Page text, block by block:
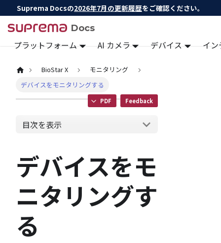
Suprema Docsの2026年7月の更新履歴をご確認ください。
Docs
プラットフォーム AI カメラ デバイス イ
BioStar X
モニタリング
デバイスをモニタリングする
PDF Feedback
目次を表示
デバイスをモ
ニタリングす
る